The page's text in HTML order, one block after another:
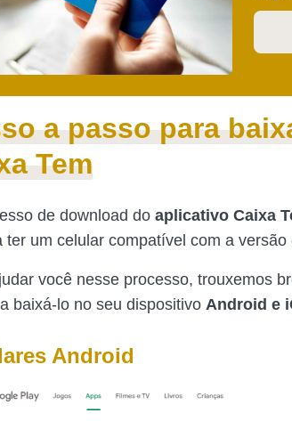
a passo para
Tem
de download do aplicativo Caixa
ter um celular compatível com a
você nesse processo, trouxemos
baixá-lo no seu dispositivo Android e
Android